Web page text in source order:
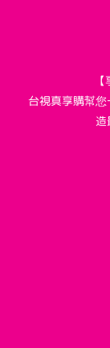
台視真享購幫
造